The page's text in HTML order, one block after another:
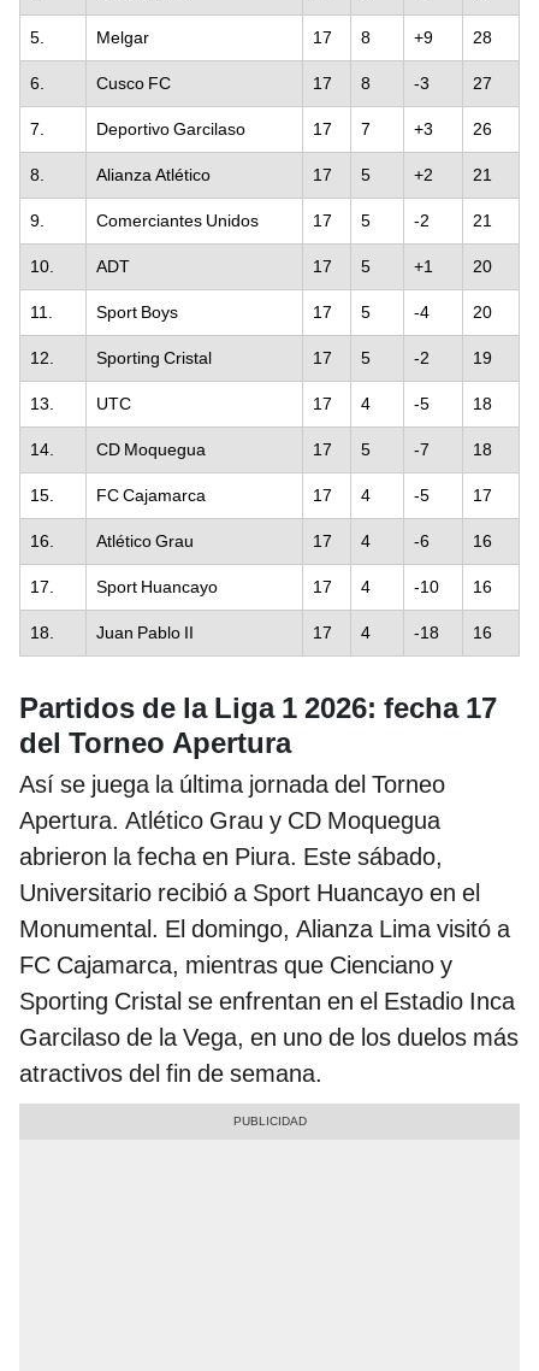
5. Melgar 17 8 +9 28
6. Cusco FC 17 8 -3 27
7. Deportivo Garcilaso 17 7 +3 26
8. Alianza Atlético 17 5 +2 21
9. Comerciantes Unidos 17 5 -2 21
10. ADT 17 5 +1 20
11. Sport Boys 17 5 -4 20
12. Sporting Cristal 17 5 -2 19
13. UTC 17 4 -5 18
14. CD Moquegua 17 5 -7 18
15. FC Cajamarca 17 4 -5 17
16. Atlético Grau 17 4 -6 16
17. Sport Huancayo 17 4 -10 16
18. Juan Pablo II 17 4 -18 16
Partidos de la Liga 1 2026: fecha 17
del Torneo Apertura
Así se juega la última jornada del Torneo
Apertura. Atlético Grau y CD Moquegua
abrieron la fecha en Piura. Este sábado,
Universitario recibió a Sport Huancayo en el
Monumental. El domingo, Alianza Lima visitó a
FC Cajamarca, mientras que Cienciano y
Sporting Cristal se enfrentan en el Estadio Inca
Garcilaso de la Vega, en uno de los duelos más
atractivos del fin de semana.